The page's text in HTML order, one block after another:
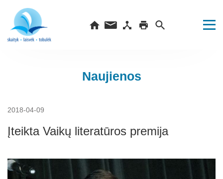
Naujienos
2018-04-09
Įteikta Vaikų literatūros premija